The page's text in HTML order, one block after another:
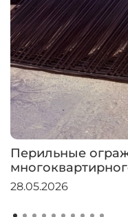
Перильные
28.05.2026